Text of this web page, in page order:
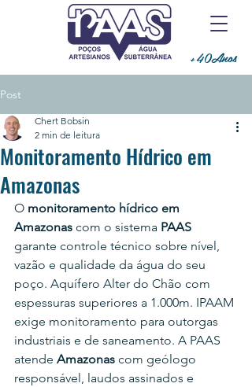
+40Anos
Post
Monitoramento Hídrico em
Amazonas
Chert Bobsin
2 min de leitura
O monitoramento hídrico em
Amazonas com o sistema PAAS
garante controle técnico sobre nível,
vazão e qualidade da água do seu
poço. Aquífero Alter do Chão com
espessuras superiores a 1.000m. IPAAM
exige monitoramento para outorgas
industriais e de saneamento. A PAAS
atende Amazonas com geólogo
responsável, laudos assinados e